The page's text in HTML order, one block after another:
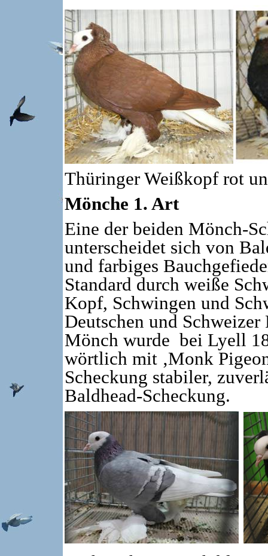
Thüringer Weißkopf rot
Mönche 1. Art
Eine der beiden Mönch-
unterscheidet sich von
und farbiges
Standard durch weiße
Kopf, Schwingen und
Deutschen und
Mönch wurde bei Lyell
wörtlich mit ‚Monk
Scheckung stabiler,
Baldhead-Scheckung.